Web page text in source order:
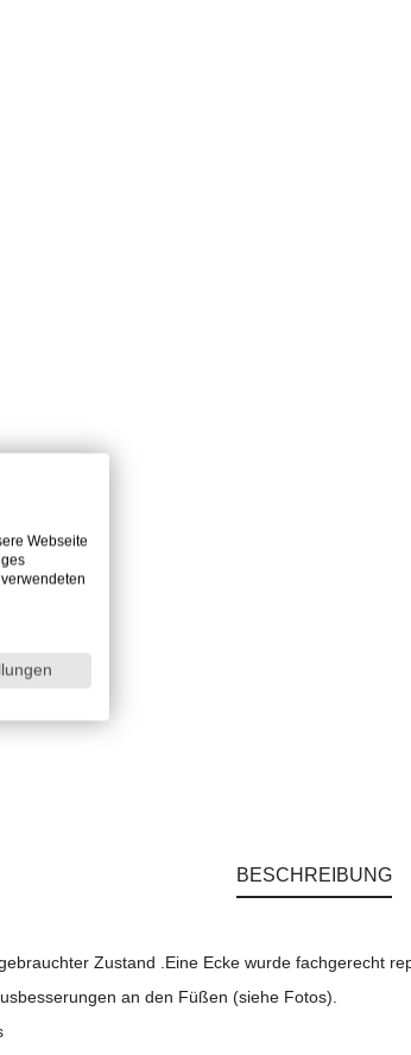
BESCHREIBUNG
Zustand .Eine Ecke wurde fachgerecht
an den Füßen (siehe Fotos).
Webseite